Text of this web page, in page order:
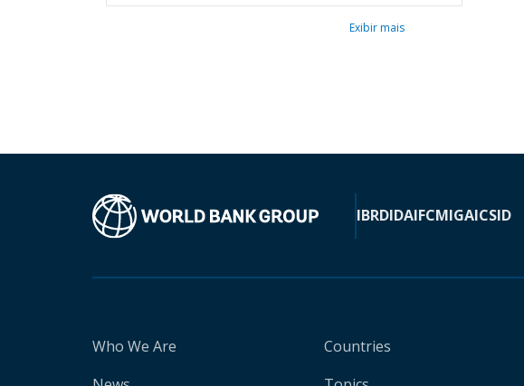
Exibir mais
IBRDIDAIFCMIGAICSID
Who We Are
Countries